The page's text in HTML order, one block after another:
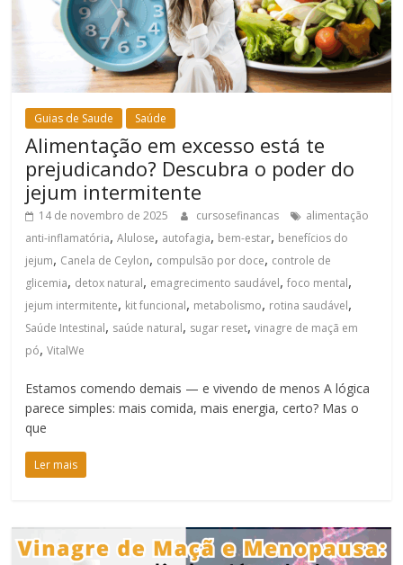
Guias de Saude Saúde
Alimentação em excesso está te
prejudicando? Descubra o poder do
jejum intermitente
14 de novembro de 2025 cursosefinancas
alimentação
anti-inflamatória,Alulose, autofagia, bem-estar, benefícios do
jejum, Canela de Ceylon, compulsão por doce, controle de
glicemia, detox natural, emagrecimento saudável,foco mental,
jejum intermitente, kit funcional, metabolismo, rotina saudável,
Saúde Intestinal, saúde natural, sugar reset,vinagre de maçã em
pó,VitalWe
Estamos comendo demais — e vivendo de menos A lógica
parece simples: mais comida, mais energia, certo? Mas o
que
Ler mais